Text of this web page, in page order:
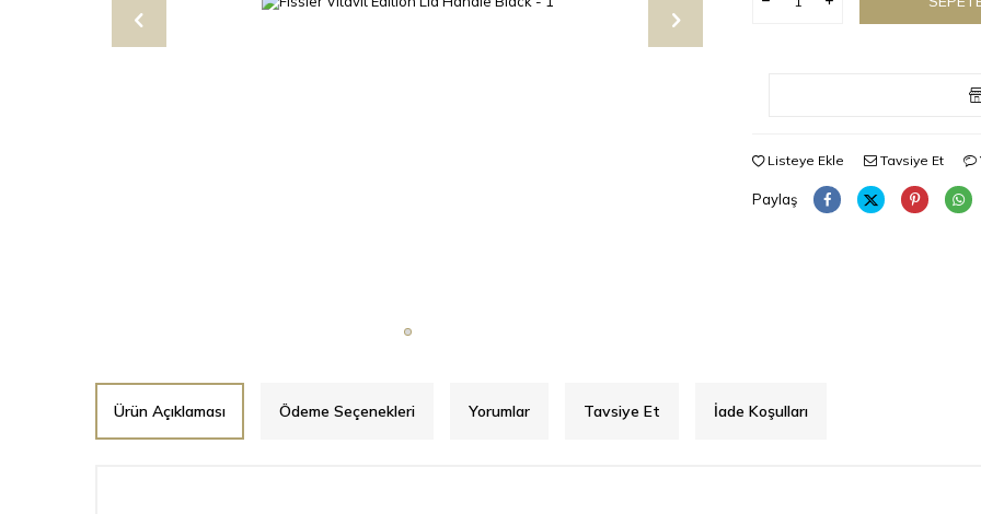
Listeye Ekle Tavsiye Et
Paylaş
Ürün Açıklaması Ödeme Seçenekleri Yorumlar Tavsiye Et İade Koşulları